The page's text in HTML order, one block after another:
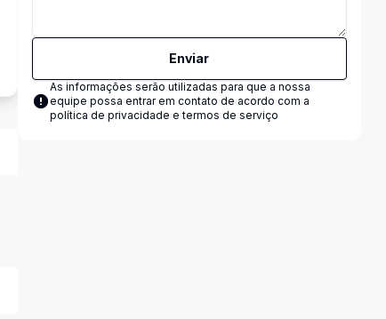
Enviar
As informações serão utilizadas para que a nossa
equipe possa entrar em contato de acordo com a
política de privacidade e termos de serviço